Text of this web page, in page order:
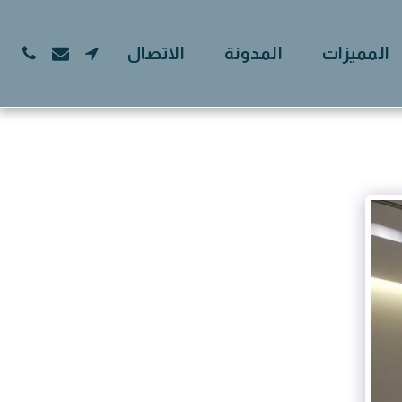
المميزات المدونة الاتصال